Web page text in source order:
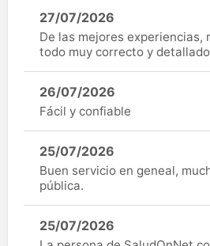
27/07/2026
De las mejores experiencias,
todo muy correcto y detallado
26/07/2026
Fácil y confiable
25/07/2026
Buen servicio en geneal,
pública.
25/07/2026